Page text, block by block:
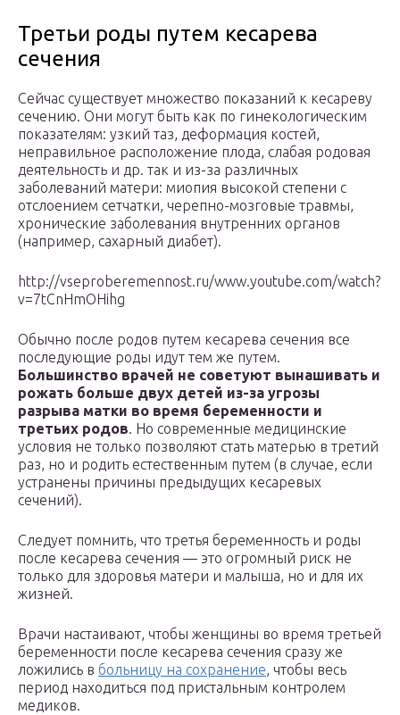
Третьи роды путем кесарева
сечения
Сейчас существует множество показаний к кесареву
сечению. Они могут быть как по гинекологическим
показателям: узкий таз, деформация костей,
неправильное расположение плода, слабая родовая
деятельность и др. так и из-за различных
заболеваний матери: миопия высокой степени с
отслоением сетчатки, черепно-мозговые травмы,
хронические заболевания внутренних органов
(например, сахарный диабет).
http://vseproberemennost.ru/www.youtube.com/watch?
v=7tCnHmOHihg
Обычно после родов путем кесарева сечения все
последующие роды идут тем же путем.
Большинство врачей не советуют вынашивать и
рожать больше двух детей из-за угрозы
разрыва матки во время беременности и
третьих родов. Но современные медицинские
условия не только позволяют стать матерью в третий
раз, но и родить естественным путем (в случае, если
устранены причины предыдущих кесаревых
сечений).
Следует помнить, что третья беременность и роды
после кесарева сечения — это огромный риск не
только для здоровья матери и малыша, но и для их
жизней.
Врачи настаивают, чтобы женщины во время третьей
беременности после кесарева сечения сразу же
ложились в больницу на сохранение, чтобы весь
период находиться под пристальным контролем
медиков.